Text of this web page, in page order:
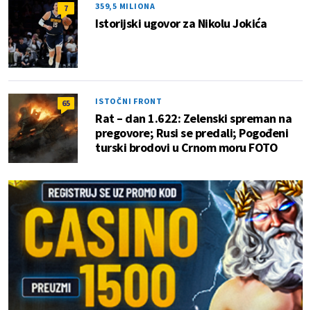
7 359,5 MILIONA
Istorijski ugovor za Nikolu Jokića
65 ISTOČNI FRONT
Rat – dan 1.622: Zelenski spreman na
pregovore; Rusi se predali; Pogođeni
turski brodovi u Crnom moru FOTO